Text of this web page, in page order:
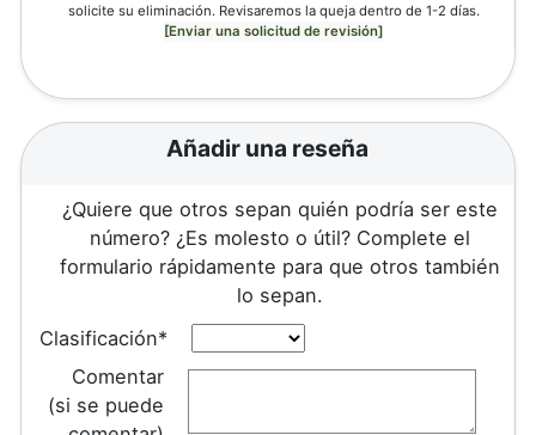
solicite su eliminación. Revisaremos la queja dentro de 1-2 días.
[Enviar una solicitud de revisión]
Añadir una reseña
¿Quiere que otros sepan quién podría ser este
número? ¿Es molesto o útil? Complete el
formulario rápidamente para que otros también
lo sepan.
Clasificación*
Comentar
(si se puede